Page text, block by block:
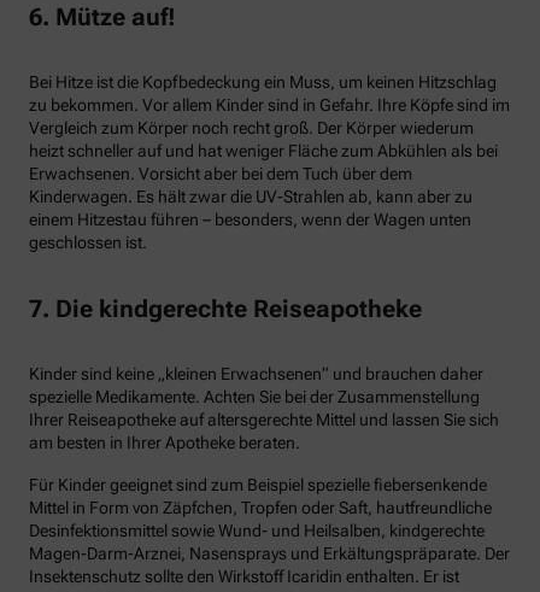
6. Mütze auf!
Bei Hitze ist die Kopfbedeckung ein Muss, um keinen Hitzschlag
zu bekommen. Vor allem Kinder sind in Gefahr. Ihre Köpfe sind im
Vergleich zum Körper noch recht groß. Der Körper wiederum
heizt schneller auf und hat weniger Fläche zum Abkühlen als bei
Erwachsenen. Vorsicht aber bei dem Tuch über dem
Kinderwagen. Es hält zwar die UV-Strahlen ab, kann aber zu
einem Hitzestau führen – besonders, wenn der Wagen unten
geschlossen ist.
7. Die kindgerechte Reiseapotheke
Kinder sind keine „kleinen Erwachsenen“ und brauchen daher
spezielle Medikamente. Achten Sie bei der Zusammenstellung
Ihrer Reiseapotheke auf altersgerechte Mittel und lassen Sie sich
am besten in Ihrer Apotheke beraten.
Für Kinder geeignet sind zum Beispiel spezielle fiebersenkende
Mittel in Form von Zäpfchen, Tropfen oder Saft, hautfreundliche
Desinfektionsmittel sowie Wund- und Heilsalben, kindgerechte
Magen-Darm-Arznei, Nasensprays und Erkältungspräparate. Der
Insektenschutz sollte den Wirkstoff Icaridin enthalten. Er ist